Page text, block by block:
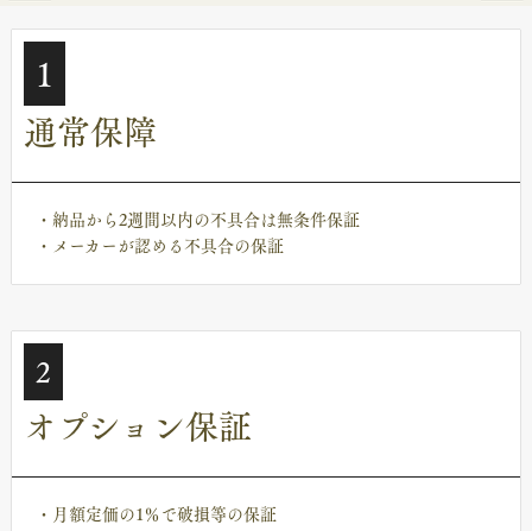
1
通常保障
・納品から2週間以内の不具合は無条件保証
・メーカーが認める不具合の保証
2
オプション保証
・月額定価の1％で破損等の保証